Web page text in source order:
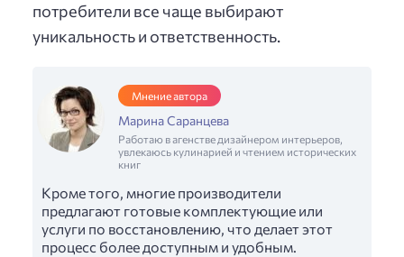
потребители все чаще выбирают
уникальность и ответственность.
Мнение автора
Марина Саранцева
Работаю в агенстве дизайнером интерьеров,
увлекаюсь кулинарией и чтением исторических
книг
Кроме того, многие производители
предлагают готовые комплектующие или
услуги по восстановлению, что делает этот
процесс более доступным и удобным.